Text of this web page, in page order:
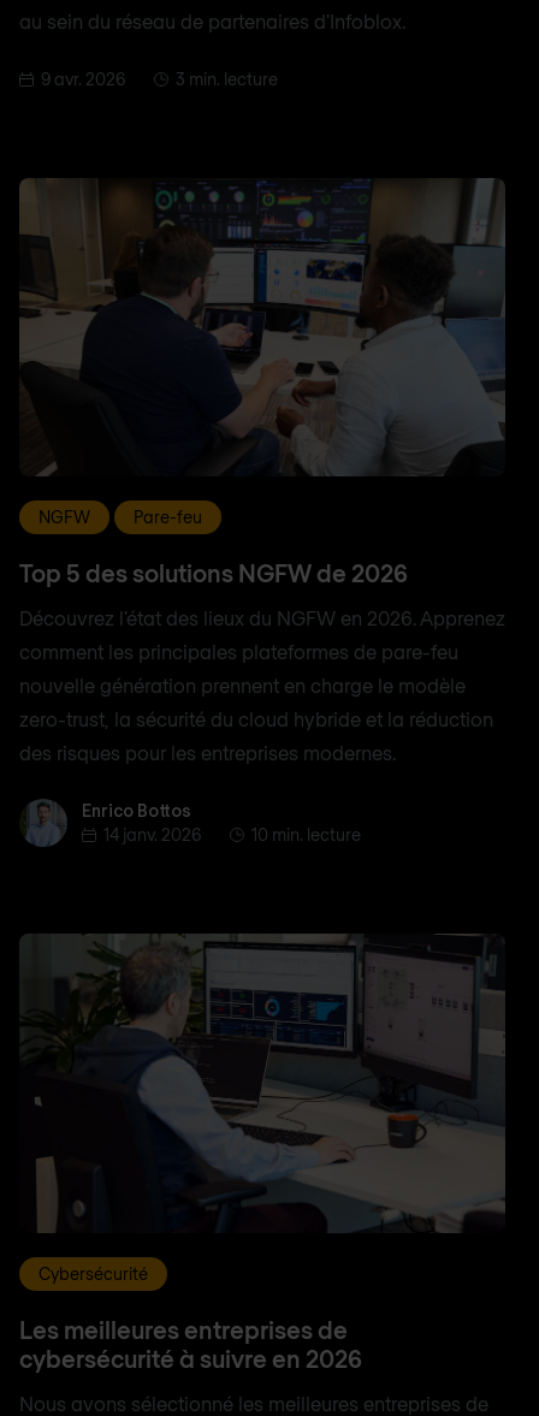
au sein du réseau de partenaires d'Infoblox.
9 avr. 2026 3 min. lecture
NGFW Pare-feu
Top 5 des solutions NGFW de 2026
Découvrez l'état des lieux du NGFW en 2026. Apprenez
comment les principales plateformes de pare-feu
nouvelle génération prennent en charge le modèle
zero-trust, la sécurité du cloud hybride et la réduction
des risques pour les entreprises modernes.
Enrico BottosEnrico Bottos
14 janv. 2026
10 min. lecture
Cybersécurité
Les meilleures entreprises de
cybersécurité à suivre en 2026
Nous avons sélectionné les meilleures entreprises de